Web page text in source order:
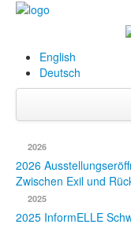
English
Deutsch
2026
2026
Zwischen Exil und
2025
2025 InformELLE